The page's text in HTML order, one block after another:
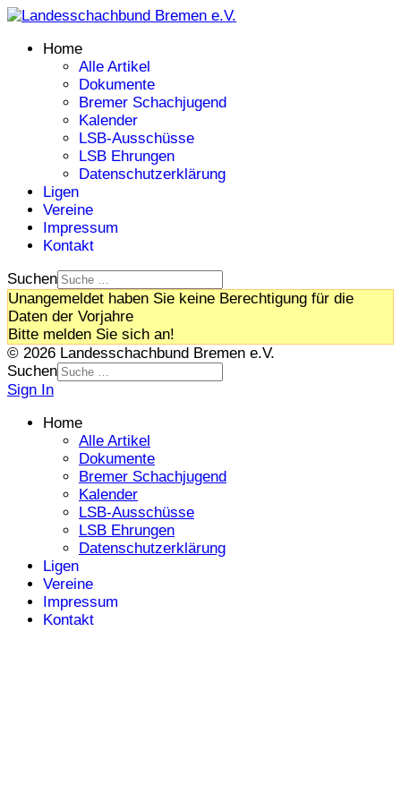
Home
Alle Artikel
Dokumente
Bremer Schachjugend
Kalender
LSB-Ausschüsse
LSB Ehrungen
Datenschutzerklärung
Ligen
Vereine
Impressum
Kontakt
Suchen
Unangemeldet haben Sie keine Berechtigung für die
Daten der Vorjahre
Bitte melden Sie sich an!
© 2026 Landesschachbund Bremen e.V.
Suchen
Sign In
Home
Alle Artikel
Dokumente
Bremer Schachjugend
Kalender
LSB-Ausschüsse
LSB Ehrungen
Datenschutzerklärung
Ligen
Vereine
Impressum
Kontakt